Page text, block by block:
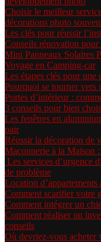
Choisir le meilleur
décorations photo
Les clés pour réussir
Conseils rénovation pour
Mini Panneaux Solaires
Voyage en Camping-car
Les étapes clés pour une
Pourquoi se tourner vers
Portes d’intérieur :
3 conseils pour bien
Les fenêtres en
pair
Réussir la décoration de
Maçonnerie à la Maison
Les services d’urgence
de problème
Location d’appartements
Comment scarifier votre
Comment intégrer un
Comment réaliser un
conseils
Où devriez-vous